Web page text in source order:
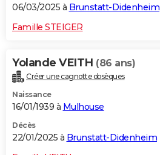
06/03/2025 à Brunstatt-Didenheim
Famille STEIGER
Yolande VEITH (86 ans)
Créer une cagnotte obsèques
Naissance
16/01/1939 à Mulhouse
Décès
22/01/2025 à Brunstatt-Didenheim